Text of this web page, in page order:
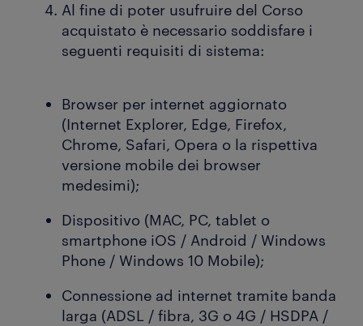
Al fine di poter usufruire del Corso
acquistato è necessario soddisfare i
seguenti requisiti di sistema:
Browser per internet aggiornato
(Internet Explorer, Edge, Firefox,
Chrome, Safari, Opera o la rispettiva
versione mobile dei browser
medesimi);
Dispositivo (MAC, PC, tablet o
smartphone iOS / Android / Windows
Phone / Windows 10 Mobile);
Connessione ad internet tramite banda
larga (ADSL / fibra, 3G o 4G / HSDPA /